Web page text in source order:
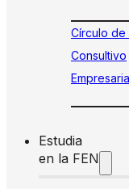
Círculo de
Consultivo
Estudia
en la FEN